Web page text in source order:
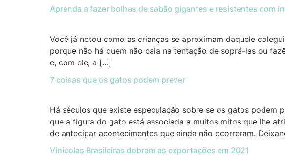
Aprenda a fazer bolhas de sabão gigantes e resistentes com
Você já notou como as crianças se aproximam daquele
porque não há quem não caia na tentação de soprá-las ou
e, com ele, a […]
7 coisas que os gatos podem prever
Há séculos que existe especulação sobre se os gatos
que a figura do gato está associada a muitos mitos que lhe
de antecipar acontecimentos que ainda não ocorreram.
Vinícolas Brasileiras dobram as exportações em 2021